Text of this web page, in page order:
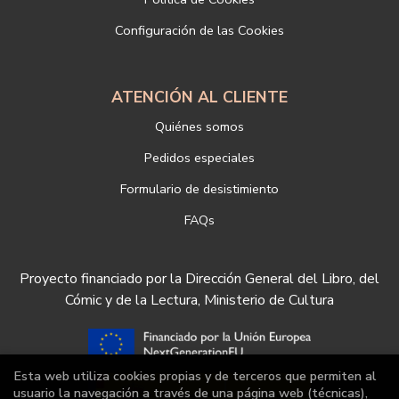
https://www.libreriadeportiva.com/proteccion-de-datos
Configuración de las Cookies
ATENCIÓN AL CLIENTE
Quiénes somos
Pedidos especiales
Formulario de desistimiento
FAQs
Proyecto financiado por la Dirección General del Libro, del
Cómic y de la Lectura, Ministerio de Cultura
Esta web utiliza cookies propias y de terceros que permiten al
usuario la navegación a través de una página web (técnicas),